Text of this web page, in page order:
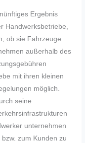
Ergebnis
Handwerksbetriebe,
ob sie Fahrzeuge
außerhalb des
mit ihren kleinen
möglich.
seine
unternehmen
zum Kunden zu